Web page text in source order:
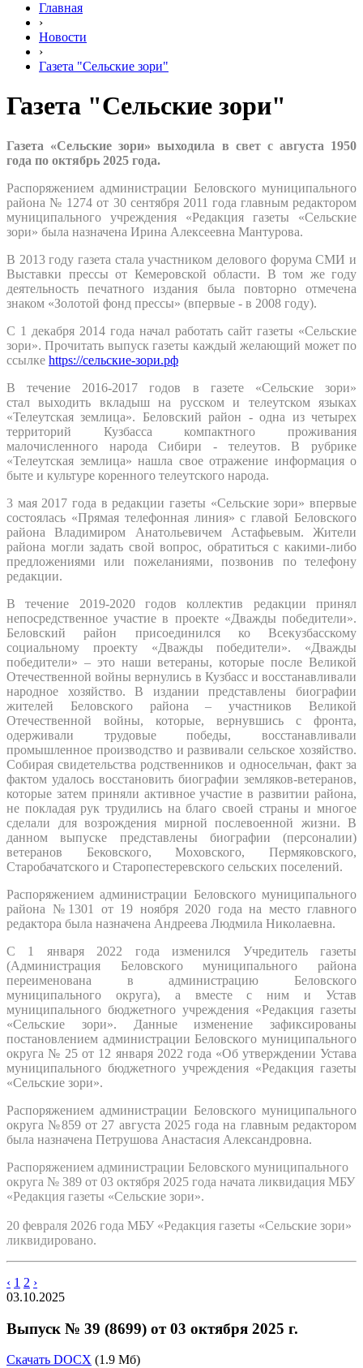
Главная
›
Новости
›
Газета "Сельские зори"
Газета "Сельские зори"
Газета «Сельские зори» выходила в свет с августа 1950
года по октябрь 2025 года.
Распоряжением администрации Беловского муниципального
района № 1274 от 30 сентября 2011 года главным редактором
муниципального учреждения «Редакция газеты «Сельские
зори» была назначена Ирина Алексеевна Мантурова.
В 2013 году газета стала участником делового форума СМИ и
Выставки прессы от Кемеровской области. В том же году
деятельность печатного издания была повторно отмечена
знаком «Золотой фонд прессы» (впервые - в 2008 году).
С 1 декабря 2014 года начал работать сайт газеты «Сельские
зори». Прочитать выпуск газеты каждый желающий может по
ссылке https://сельские-зори.рф
В течение 2016-2017 годов в газете «Сельские зори»
стал выходить вкладыш на русском и телеутском языках
«Телеутская землица». Беловский район - одна из четырех
территорий Кузбасса компактного проживания
малочисленного народа Сибири - телеутов. В рубрике
«Телеутская землица» нашла свое отражение информация о
быте и культуре коренного телеутского народа.
3 мая 2017 года в редакции газеты «Сельские зори» впервые
состоялась «Прямая телефонная линия» с главой Беловского
района Владимиром Анатольевичем Астафьевым. Жители
района могли задать свой вопрос, обратиться с какими-либо
предложениями или пожеланиями, позвонив по телефону
редакции.
В течение 2019-2020 годов коллектив редакции принял
непосредственное участие в проекте «Дважды победители».
Беловский район присоединился ко Всекузбасскому
социальному проекту «Дважды победители». «Дважды
победители» – это наши ветераны, которые после Великой
Отечественной войны вернулись в Кузбасс и восстанавливали
народное хозяйство. В издании представлены биографии
жителей Беловского района – участников Великой
Отечественной войны, которые, вернувшись с фронта,
одерживали трудовые победы, восстанавливали
промышленное производство и развивали сельское хозяйство.
Собирая свидетельства родственников и односельчан, факт за
фактом удалось восстановить биографии земляков-ветеранов,
которые затем приняли активное участие в развитии района,
не покладая рук трудились на благо своей страны и многое
сделали для возрождения мирной послевоенной жизни. В
данном выпуске представлены биографии (персоналии)
ветеранов Бековского, Моховского, Пермяковского,
Старобачатского и Старопестеревского сельских поселений.
Распоряжением администрации Беловского муниципального
района №1301 от 19 ноября 2020 года на место главного
редактора была назначена Андреева Людмила Николаевна.
С 1 января 2022 года изменился Учредитель газеты
(Администрация Беловского муниципального района
переименована в администрацию Беловского
муниципального округа), а вместе с ним и Устав
муниципального бюджетного учреждения «Редакция газеты
«Сельские зори». Данные изменение зафиксированы
постановлением администрации Беловского муниципального
округа № 25 от 12 января 2022 года «Об утверждении Устава
муниципального бюджетного учреждения «Редакция газеты
«Сельские зори».
Распоряжением администрации Беловского муниципального
округа №859 от 27 августа 2025 года на главным редактором
была назначена Петрушова Анастасия Александровна.
Распоряжением администрации Беловского муниципального
округа № 389 от 03 октября 2025 года начата ликвидация МБУ
«Редакция газеты «Сельские зори».
20 февраля 2026 года МБУ «Редакция газеты «Сельские зори»
ликвидировано.
‹ 1 2 ›
03.10.2025
Выпуск № 39 (8699) от 03 октября 2025 г.
Скачать DOCX (1.9 Мб)